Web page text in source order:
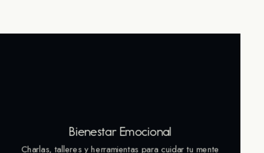
Bienestar Emocional
Charlas, talleres y herramientas para cuidar tu mente